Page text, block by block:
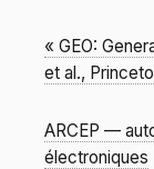
« GEO:
et al.,
ARCEP —
électroniques